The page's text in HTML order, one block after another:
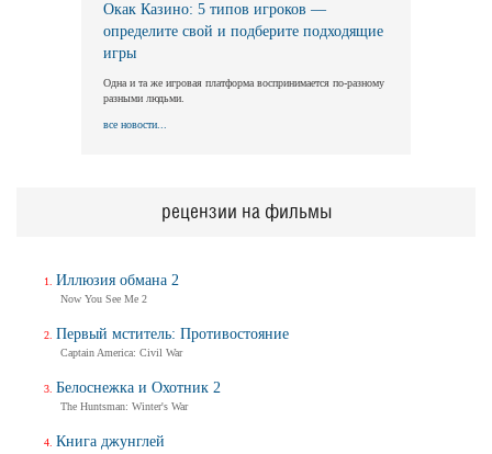
Окак Казино: 5 типов игроков —
определите свой и подберите подходящие
игры
Одна и та же игровая платформа воспринимается по-разному
разными людьми.
все новости...
рецензии на фильмы
Иллюзия обмана 2
Now You See Me 2
Первый мститель: Противостояние
Captain America: Civil War
Белоснежка и Охотник 2
The Huntsman: Winter's War
Книга джунглей